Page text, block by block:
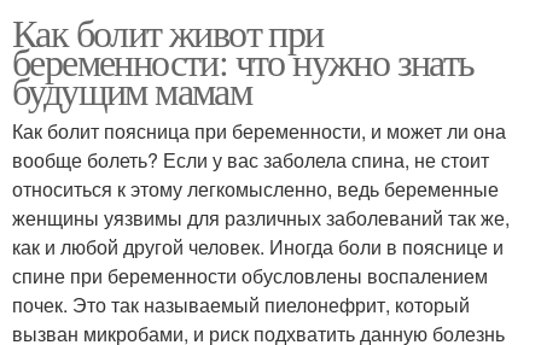
Как болит живот при
беременности: что нужно знать
будущим мамам
Как болит поясница при беременности, и может ли она
вообще болеть? Если у вас заболела спина, не стоит
относиться к этому легкомысленно, ведь беременные
женщины уязвимы для различных заболеваний так же,
как и любой другой человек. Иногда боли в пояснице и
спине при беременности обусловлены воспалением
почек. Это так называемый пиелонефрит, который
вызван микробами, и риск подхватить данную болезнь